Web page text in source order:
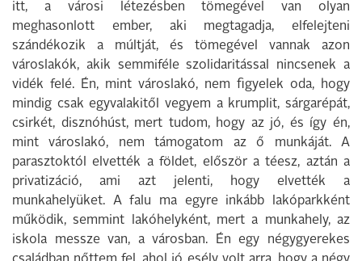
itt, a városi létezésben tömegével van olyan
meghasonlott ember, aki megtagadja, elfelejteni
szándékozik a múltját, és tömegével vannak azon
városlakók, akik semmiféle szolidaritással nincsenek a
vidék felé. Én, mint városlakó, nem figyelek oda, hogy
mindig csak egyvalakitől vegyem a krumplit, sárgarépát,
csirkét, disznóhúst, mert tudom, hogy az jó, és így én,
mint városlakó, nem támogatom az ő munkáját. A
parasztoktól elvették a földet, először a téesz, aztán a
privatizáció, ami azt jelenti, hogy elvették a
munkahelyüket. A falu ma egyre inkább lakóparkként
működik, semmint lakóhelyként, mert a munkahely, az
iskola messze van, a városban. Én egy négygyerekes